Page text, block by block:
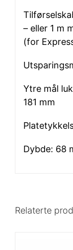
– eller 1 m
(for
Ytre mål
181 mm
Dybde: 68
Relaterte